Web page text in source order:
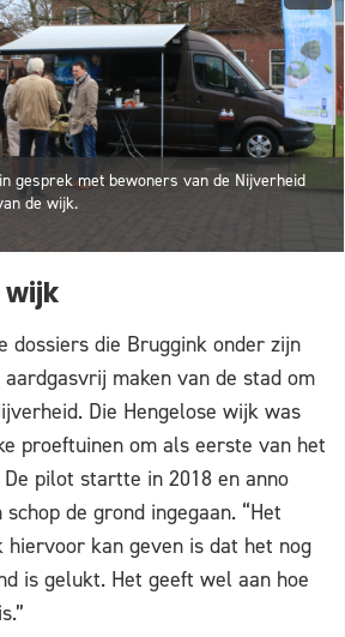
gesprek met bewoners van de Nijverheid
de wijk.
wijk
dossiers die Bruggink onder zijn
maken van de stad om
Die Hengelose wijk was
proeftuinen om als eerste van het
pilot startte in 2018 en anno
de grond ingegaan. “Het
hiervoor kan geven is dat het nog
is gelukt. Het geeft wel aan hoe